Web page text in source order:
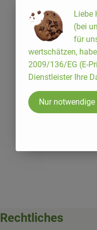
Rechtliches
Liebe
(bei
für
wertschätzen,
2009/136/EG (E-
Dienstleister Ihre
Nur